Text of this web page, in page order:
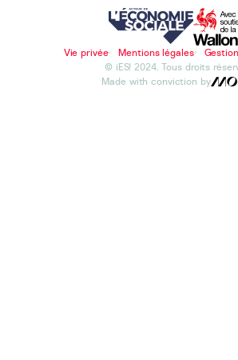
Vie privée Mentions légales
© iES! 2024. Tous droits
Made with conviction by